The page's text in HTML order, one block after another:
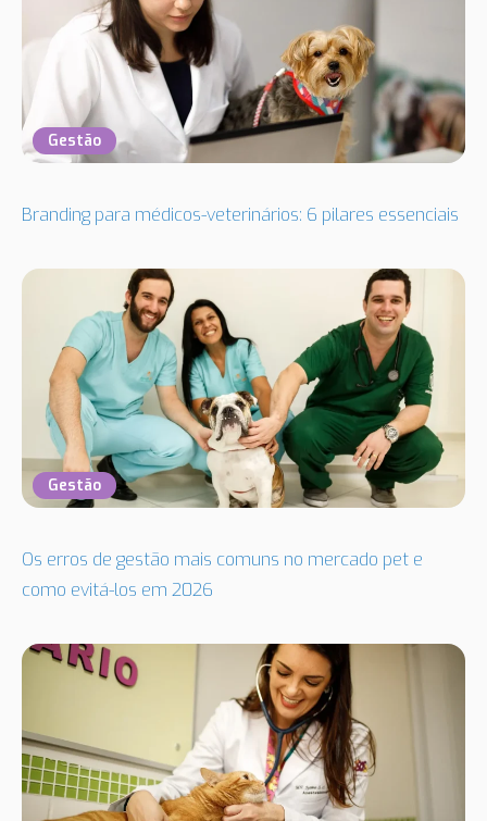
Gestão
Branding para médicos-veterinários: 6 pilares essenciais
Gestão
Os erros de gestão mais comuns no mercado pet e
como evitá-los em 2026